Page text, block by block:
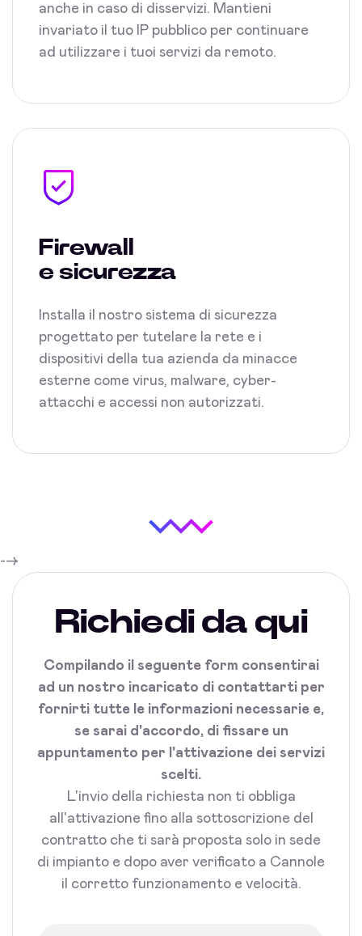
anche in caso di disservizi. Mantieni
invariato il tuo IP pubblico per continuare
ad utilizzare i tuoi servizi da remoto.
Firewall
e sicurezza
Installa il nostro sistema di sicurezza
progettato per tutelare la rete e i
dispositivi della tua azienda da minacce
esterne come virus, malware, cyber-
attacchi e accessi non autorizzati.
-->
Richiedi da qui
Compilando il seguente form consentirai
ad un nostro incaricato di contattarti per
fornirti tutte le informazioni necessarie e,
se sarai d'accordo, di fissare un
appuntamento per l'attivazione dei servizi
scelti.
L'invio della richiesta non ti obbliga
all'attivazione fino alla sottoscrizione del
contratto che ti sarà proposta solo in sede
di impianto e dopo aver verificato a Cannole
il corretto funzionamento e velocità.